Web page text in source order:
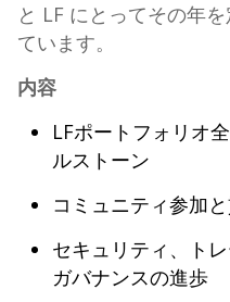
と LF にとってその年
ています。
内容
LFポートフォリオ
ルストーン
コミュニティ参加
セキュリティ、ト
ガバナンスの進歩